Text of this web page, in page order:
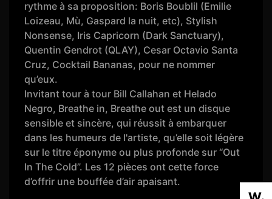
rythme à sa proposition: Boris Boublil (Emilie
Loizeau, Mù, Gaspard la nuit, etc), Stylish
Nonsense, Iris Capricorn (Dark Sanctuary),
Quentin Gendrot (QLAY), Cesar Octavio Santa
Cruz, Cocktail Bananas, pour ne nommer
qu’eux.
Invitant tour à tour Bill Callahan et Helado
Negro, Breathe in, Breathe out est un disque
sensible et sincère, qui réussit à embarquer
dans les humeurs de l'artiste, qu’elle soit légère
sur le titre éponyme ou plus profonde sur “Out
In The Cold”. Les 12 pièces ont cette force
d’offrir une bouffée d’air apaisant.